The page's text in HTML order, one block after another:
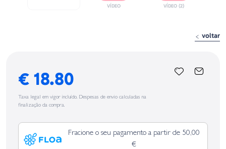
voltar
€ 18.80
Taxa legal em vigor incluído. Despesas de envio calculadas na
finalização da compra.
Fracione o seu pagamento a partir de 50,00
€